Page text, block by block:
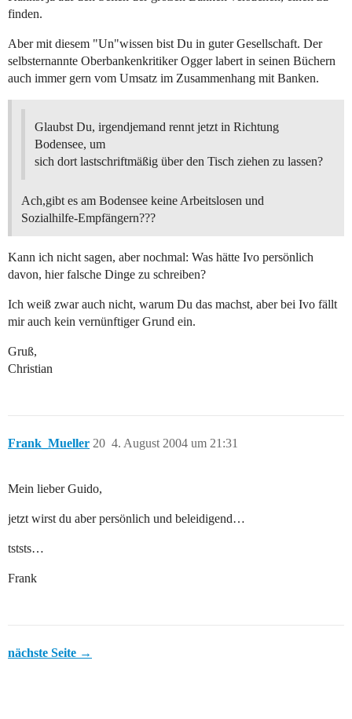
finden.
Aber mit diesem "Un"wissen bist Du in guter Gesellschaft. Der
selbsternannte Oberbankenkritiker Ogger labert in seinen Büchern
auch immer gern vom Umsatz im Zusammenhang mit Banken.
Glaubst Du, irgendjemand rennt jetzt in Richtung
Bodensee, um
sich dort lastschriftmäßig über den Tisch ziehen zu lassen?
Ach,gibt es am Bodensee keine Arbeitslosen und
Sozialhilfe-Empfängern???
Kann ich nicht sagen, aber nochmal: Was hätte Ivo persönlich
davon, hier falsche Dinge zu schreiben?
Ich weiß zwar auch nicht, warum Du das machst, aber bei Ivo fällt
mir auch kein vernünftiger Grund ein.
Gruß,
Christian
Frank_Mueller 4. August 2004 um 21:31
20
Mein lieber Guido,
jetzt wirst du aber persönlich und beleidigend…
tststs…
Frank
nächste Seite →